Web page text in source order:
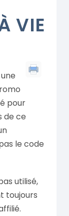
VIE
pour
de ce
le code
utilisé,
toujours